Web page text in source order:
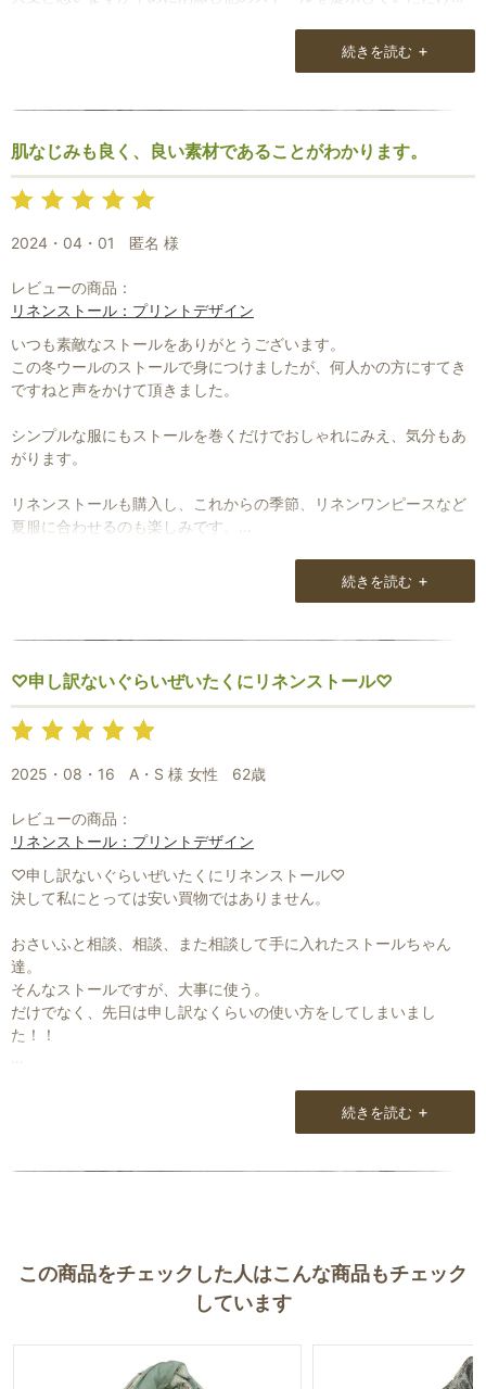
続きを読む +
肌なじみも良く、良い素材であることがわかります。
2024・04・01 匿名 様
レビューの商品：
リネンストール：プリントデザイン
いつも素敵なストールをありがとうございます。
この冬ウールのストールで身につけましたが、何人かの方にすてき
ですねと声をかけて頂きました。
シンプルな服にもストールを巻くだけでおしゃれにみえ、気分もあ
がります。
リネンストールも購入し、これからの季節、リネンワンピースなど
夏服に合わせるのも楽しみです。
肌なじみも良く、良い素材であることがわかります。
これからも、サイトの巻き方を参考にしながら、ストールを楽しみ
続きを読む +
♡申し訳ないぐらいぜいたくにリネンストール♡
2025・08・16 A・S 様 女性 62歳
レビューの商品：
リネンストール：プリントデザイン
♡申し訳ないぐらいぜいたくにリネンストール♡
決して私にとっては安い買物ではありません。
おさいふと相談、相談、また相談して手に入れたストールちゃん
達。
そんなストールですが、大事に使う。
だけでなく、先日は申し訳なくらいの使い方をしてしまいまし
た！！
汗！汗！汗！リネン、汗を吸う！吸う！吸う！
た！！
でも盛り上がりました。
れいにじゃぶじゃぶ洗いました。
続きを読む +
この商品をチェックした人はこんな商品もチェック
しています